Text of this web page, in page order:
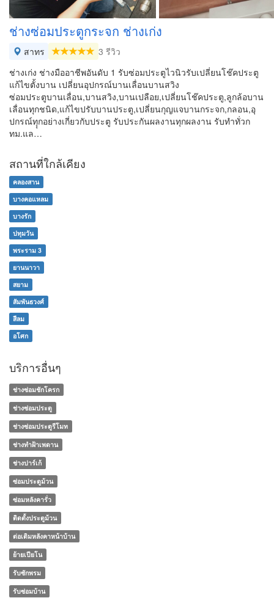
ช่างซ่อมประตูกระจก ช่างเก่ง
สาทร
3 รีวิว
ช่างเก่ง ช่างมืออาชีพอันดับ 1 รับซ่อมประตูไวนิวรับเปลี่ยนโช๊คประตู
แก้ไขตั้งบาน เปลี่ยนอุปกรณ์บานเลื่อนบานสวิง
ซ่อมประตูบานเลื่อน,บานสวิง,บานเปลือย,เปลี่ยนโช๊คประตู,ลูกล้อบาน
เลื่อนทุกชนิด,แก้ไขปรับบานประตู,เปลี่ยนกุญแจบานกระจก,กลอน,อุ
ปกรณ์ทุุกอย่างเกี่ยวกับประตู รับประกันผลงานทุกผลงาน รับทำทั่วก
ทม.แล…
สถานที่ใกล้เคียง
คลองสาน
บางคอแหลม
บางรัก
ปทุมวัน
พระราม 3
ยานนาวา
สยาม
สัมพันธวงศ์
สีลม
อโศก
บริการอื่นๆ
ช่างซ่อมชักโครก
ช่างซ่อมประตู
ช่างซ่อมประตูรีโมท
ช่างทําฝ้าเพดาน
ช่างปาร์เก้
ซ่อมประตูม้วน
ซ่อมหลังคารั่ว
ติดตั้งประตูม้วน
ต่อเติมหลังคาหน้าบ้าน
ย้ายเปียโน
รับซักพรม
รับซ่อมบ้าน